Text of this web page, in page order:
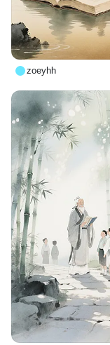
zoeyhh